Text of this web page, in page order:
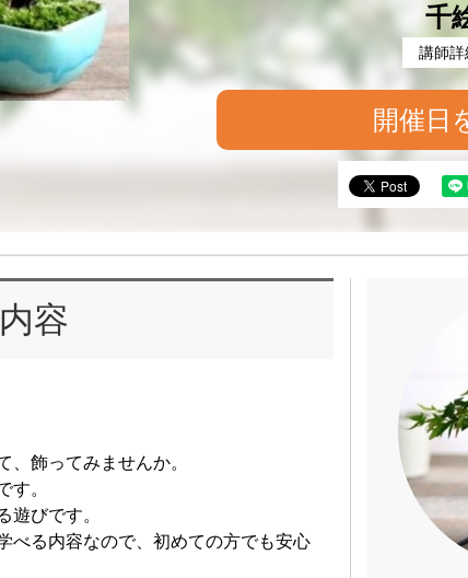
千
講師
開催日
容
、飾ってみませんか。
す。
遊びです。
べる内容なので、初めての方でも安心